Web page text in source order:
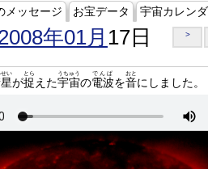
メッセージ お宝データ 宇宙カレン
年01月 17日 >
せい
が捉
とら
えた宇宙
うちゅう
の電波
でんぱ
を音
おと
にしました。